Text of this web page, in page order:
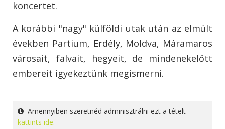
koncertet.
A korábbi "nagy" külföldi utak után az elmúlt
években Partium, Erdély, Moldva, Máramaros
városait, falvait, hegyeit, de mindenekelőtt
embereit igyekeztünk megismerni.
Amennyiben szeretnéd adminisztrálni ezt a tételt
kattints ide.